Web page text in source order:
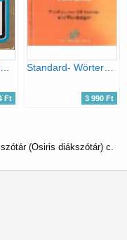
Pocket English-Hebrew , Hebrew-English dictionary
Ft
Standard- Wörterbuch: Spanisch. Spanisch- Deutsch / Deutsch-Spanisch
3 990 Ft
(Osiris diákszótár) c.